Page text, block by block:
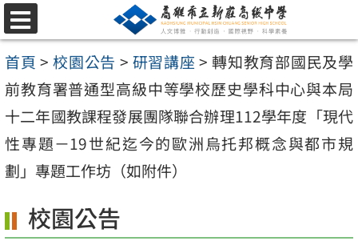
跳
至
主
要
內
容
區
選
單
首頁 > 校園公告 > 研習講座 > 轉知教育部國民及學
前教育署普通型高級中等學校歷史學科中心與本局
十二年國教課程發展團隊聯合辦理112學年度「現代
性專題－19世紀迄今的歐洲烏托邦概念與都市規
劃」專題工作坊（如附件）
校園公告